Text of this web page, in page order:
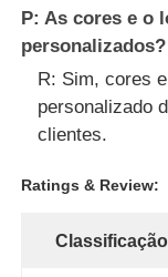
P: As cores e o
personalizados?
R: Sim, cores
personalizado
clientes.
Ratings & Review:
Classificação